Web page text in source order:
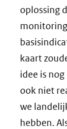
oplossing
kaart
idee is
ook niet
we
hebben.